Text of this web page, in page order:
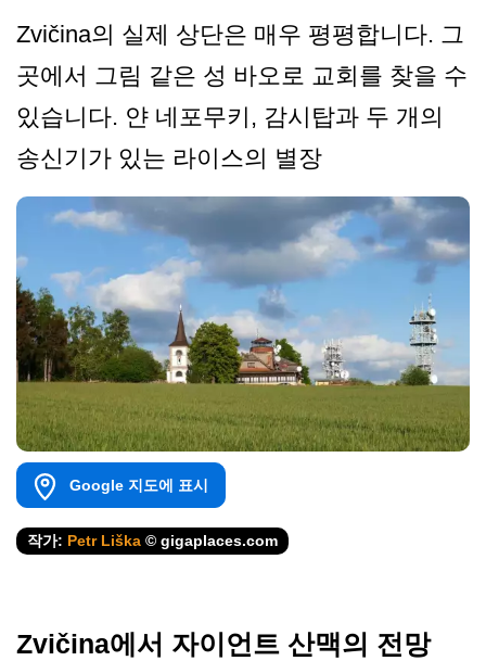
Zvičina의 실제 상단은 매우 평평합니다. 그
곳에서 그림 같은 성 바오로 교회를 찾을 수
있습니다. 얀 네포무키, 감시탑과 두 개의
송신기가 있는 라이스의 별장
Google 지도에 표시
작가: Petr Liška © gigaplaces.com
Zvičina에서 자이언트 산맥의 전망